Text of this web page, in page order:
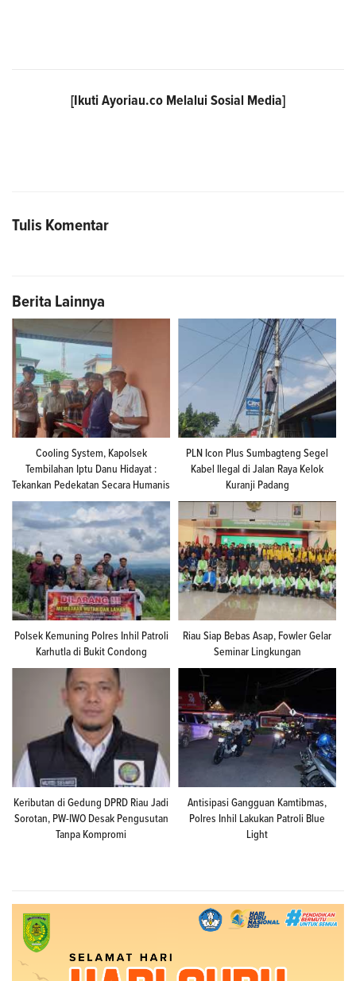
[Ikuti Ayoriau.co Melalui Sosial Media]
Tulis Komentar
Berita Lainnya
Cooling System, Kapolsek
Tembilahan Iptu Danu Hidayat :
Tekankan Pedekatan Secara Humanis
PLN Icon Plus Sumbagteng Segel
Kabel Ilegal di Jalan Raya Kelok
Kuranji Padang
Polsek Kemuning Polres Inhil Patroli
Karhutla di Bukit Condong
Riau Siap Bebas Asap, Fowler Gelar
Seminar Lingkungan
Keributan di Gedung DPRD Riau Jadi
Sorotan, PW-IWO Desak Pengusutan
Tanpa Kompromi
Antisipasi Gangguan Kamtibmas,
Polres Inhil Lakukan Patroli Blue
Light